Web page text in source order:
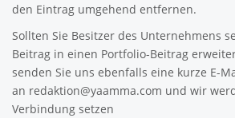
den Eintrag umgehend entfernen.
Sollten Sie Besitzer des Unternehmens
Beitrag in einen Portfolio-Beitrag
senden Sie uns ebenfalls eine kurze E-
an redaktion@yaamma.com und wir
Verbindung setzen